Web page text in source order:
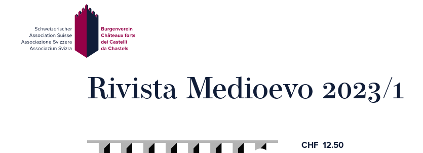
Rivista Medioevo 2023/1
CHF 12.50